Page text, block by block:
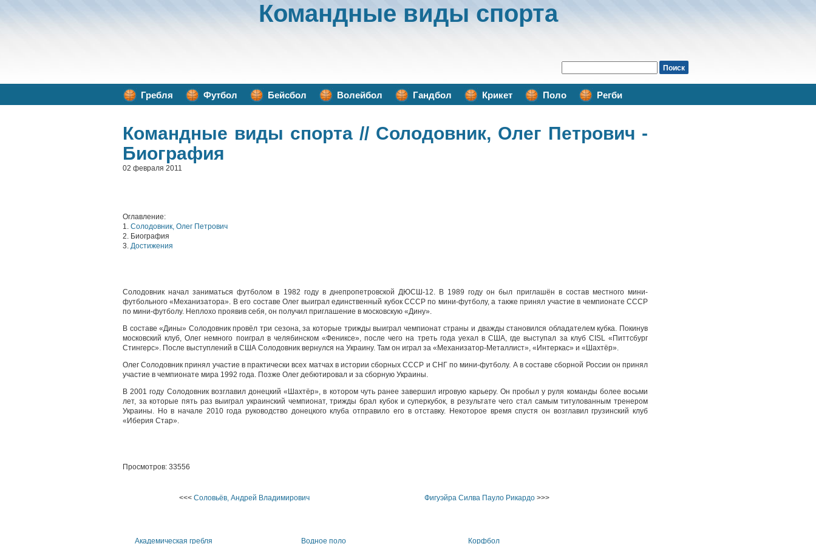
Командные виды спорта
Гребля Футбол Бейсбол Волейбол Гандбол Крикет Поло Регби
Командные виды спорта // Солодовник, Олег Петрович -
Биография
02 февраля 2011
Оглавление:
1. Солодовник, Олег Петрович
2. Биография
3. Достижения
Солодовник начал заниматься футболом в 1982 году в днепропетровской ДЮСШ-12. В 1989 году он был приглашён в состав местного мини-
футбольного «Механизатора». В его составе Олег выиграл единственный кубок СССР по мини-футболу, а также принял участие в чемпионате СССР
по мини-футболу. Неплохо проявив себя, он получил приглашение в московскую «Дину».
В составе «Дины» Солодовник провёл три сезона, за которые трижды выиграл чемпионат страны и дважды становился обладателем кубка. Покинув
московский клуб, Олег немного поиграл в челябинском «Фениксе», после чего на треть года уехал в США, где выступал за клуб CISL «Питтсбург
Стингерс». После выступлений в США Солодовник вернулся на Украину. Там он играл за «Механизатор-Металлист», «Интеркас» и «Шахтёр».
Олег Солодовник принял участие в практически всех матчах в истории сборных СССР и СНГ по мини-футболу. А в составе сборной России он принял
участие в чемпионате мира 1992 года. Позже Олег дебютировал и за сборную Украины.
В 2001 году Солодовник возглавил донецкий «Шахтёр», в котором чуть ранее завершил игровую карьеру. Он пробыл у руля команды более восьми
лет, за которые пять раз выиграл украинский чемпионат, трижды брал кубок и суперкубок, в результате чего стал самым титулованным тренером
Украины. Но в начале 2010 года руководство донецкого клуба отправило его в отставку. Некоторое время спустя он возглавил грузинский клуб
«Иберия Стар».
Просмотров: 33556
<<< Соловьёв, Андрей Владимирович Фигуэйра Силва Пауло Рикардо>>>
Академическая гребля Водное поло Корфбол